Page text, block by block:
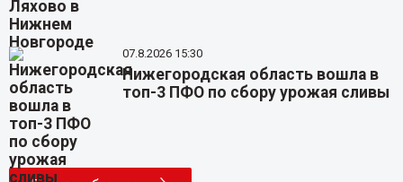
07.8.2026 15:30
Нижегородская область вошла в
топ-3 ПФО по сбору урожая сливы